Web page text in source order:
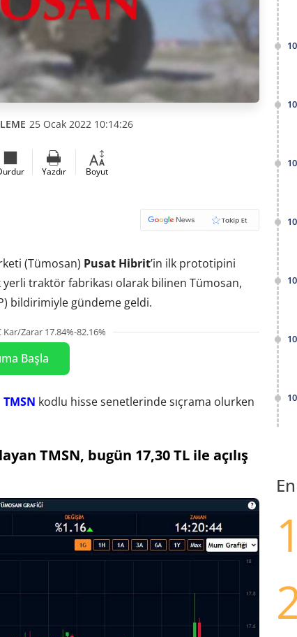
25 Ocak 2022 10:14:26
Yazdır Boyut
(Tümosan) Pusat Hibrit’in ilk prototipini
yerli traktör fabrikası olarak bilinen Tümosan,
bildirimiyle gündeme geldi.
Zarar 17.84%-82.16%
Başla
TMSN kodlu hisse senetlerinde sıçrama olurken
TMSN, bugün 17,30 TL ile açılış
1